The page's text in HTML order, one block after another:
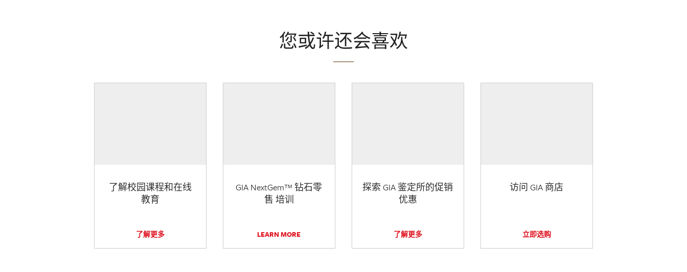
您或许还会喜欢
了解校园课程和在线
教育
了解更多
GIA NextGem™ 钻石零
售 培训
LEARN MORE
探索 GIA 鉴定所的促销
优惠
了解更多
访问 GIA 商店
立即选购